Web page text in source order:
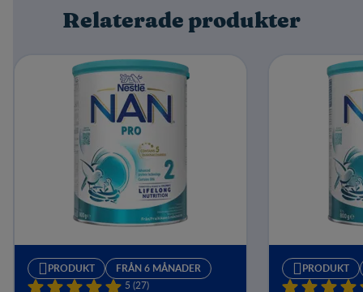
Relaterade produkter
PRODUKT FRÅN 6 MÅNADER
5 (27)
PRODUKT